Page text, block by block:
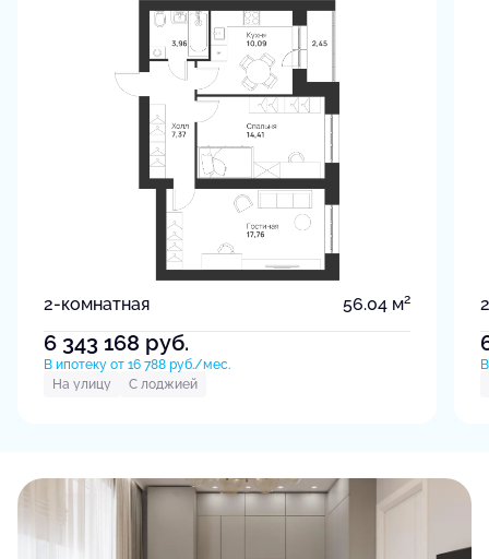
2-комнатная 56.04 м2
6 343 168 руб.
В ипотеку от 16 788 руб./мес.
На улицу
С лоджией